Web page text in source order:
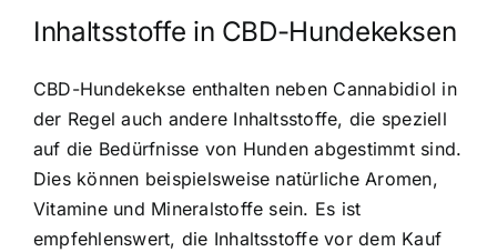
Inhaltsstoffe in CBD-Hundekeksen
CBD-Hundekekse enthalten neben Cannabidiol in
der Regel auch andere Inhaltsstoffe, die speziell
auf die Bedürfnisse von Hunden abgestimmt sind.
Dies können beispielsweise natürliche Aromen,
Vitamine und Mineralstoffe sein. Es ist
empfehlenswert, die Inhaltsstoffe vor dem Kauf